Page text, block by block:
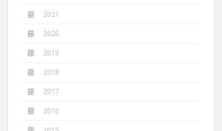
2021
2020
2019
2018
2017
2016